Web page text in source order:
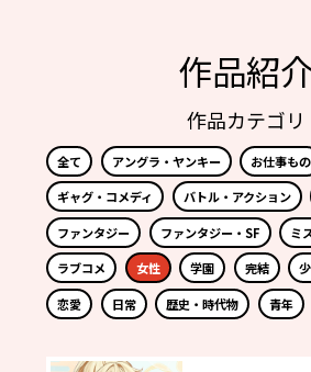
作品紹
作品カテゴリ
全て アングラ・ヤンキー お仕事もの
ギャグ・コメディ バトル・アクション
ファンタジー ファンタジー・SF ミ
ラブコメ 女性 学園 完結
恋愛 日常 歴史・時代物 青年